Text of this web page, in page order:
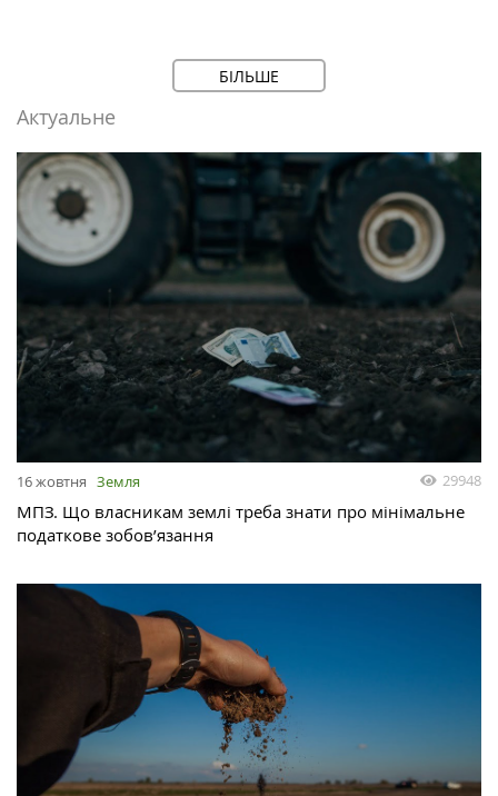
БІЛЬШЕ
Актуальне
16 жовтня Земля 29948
МПЗ. Що власникам землі треба знати про мінімальне
податкове зобов’язання